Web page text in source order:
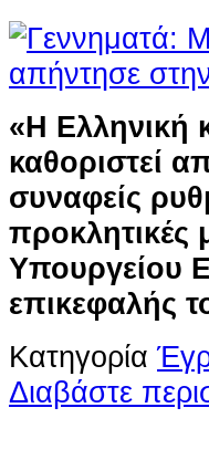
«Η Ελληνική
καθοριστεί
συναφείς
προκλητικές
Υπουργείου
επικεφαλής
Κατηγορία
Διαβάστε